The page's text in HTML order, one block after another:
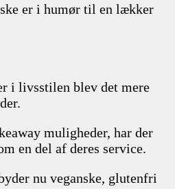
er i humør til en lækker
i livsstilen blev det mere
muligheder, har der
en del af deres service.
nu veganske, glutenfri